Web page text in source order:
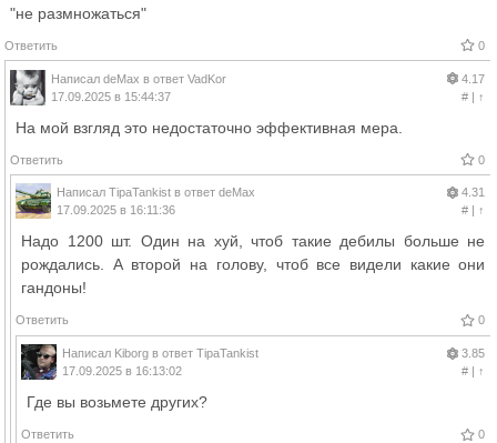
"не размножаться"
Ответить 0
Написал deMax в ответ VadKor
17.09.2025 в 15:44:37
4.17
#| ↑
На мой взгляд это недостаточно эффективная мера.
Ответить 0
Написал TipaTankist в ответ deMax
17.09.2025 в 16:11:36
4.31
#| ↑
Надо 1200 шт. Один на хуй, чтоб такие дебилы больше не
рождались. А второй на голову, чтоб все видели какие они
гандоны!
Ответить 0
Написал Kiborg в ответ TipaTankist
17.09.2025 в 16:13:02
3.85
#| ↑
Где вы возьмете других?
Ответить 0